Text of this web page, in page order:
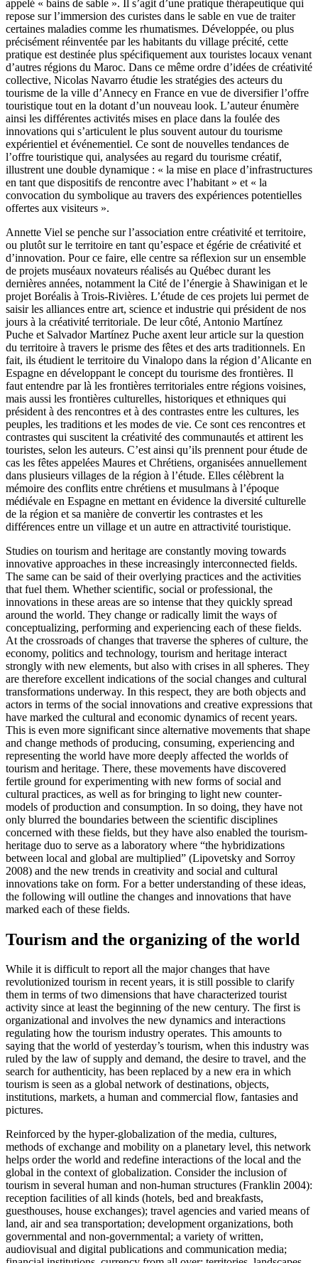
appelé « bains de sable ». Il s’agit d’une pratique thérapeutique qui
repose sur l’immersion des curistes dans le sable en vue de traiter
certaines maladies comme les rhumatismes. Développée, ou plus
précisément réinventée par les habitants du village précité, cette
pratique est destinée plus spécifiquement aux touristes locaux venant
d’autres régions du Maroc. Dans ce même ordre d’idées de créativité
collective, Nicolas Navarro étudie les stratégies des acteurs du
tourisme de la ville d’Annecy en France en vue de diversifier l’offre
touristique tout en la dotant d’un nouveau look. L’auteur énumère
ainsi les différentes activités mises en place dans la foulée des
innovations qui s’articulent le plus souvent autour du tourisme
expérientiel et événementiel. Ce sont de nouvelles tendances de
l’offre touristique qui, analysées au regard du tourisme créatif,
illustrent une double dynamique : « la mise en place d’infrastructures
en tant que dispositifs de rencontre avec l’habitant » et « la
convocation du symbolique au travers des expériences potentielles
offertes aux visiteurs ».
Annette Viel se penche sur l’association entre créativité et territoire,
ou plutôt sur le territoire en tant qu’espace et égérie de créativité et
d’innovation. Pour ce faire, elle centre sa réflexion sur un ensemble
de projets muséaux novateurs réalisés au Québec durant les
dernières années, notamment la Cité de l’énergie à Shawinigan et le
projet Boréalis à Trois-Rivières. L’étude de ces projets lui permet de
saisir les alliances entre art, science et industrie qui président de nos
jours à la créativité territoriale. De leur côté, Antonio Martínez
Puche et Salvador Martínez Puche axent leur article sur la question
du territoire à travers le prisme des fêtes et des arts traditionnels. En
fait, ils étudient le territoire du Vinalopo dans la région d’Alicante en
Espagne en développant le concept du tourisme des frontières. Il
faut entendre par là les frontières territoriales entre régions voisines,
mais aussi les frontières culturelles, historiques et ethniques qui
président à des rencontres et à des contrastes entre les cultures, les
peuples, les traditions et les modes de vie. Ce sont ces rencontres et
contrastes qui suscitent la créativité des communautés et attirent les
touristes, selon les auteurs. C’est ainsi qu’ils prennent pour étude de
cas les fêtes appelées Maures et Chrétiens, organisées annuellement
dans plusieurs villages de la région à l’étude. Elles célèbrent la
mémoire des conflits entre chrétiens et musulmans à l’époque
médiévale en Espagne en mettant en évidence la diversité culturelle
de la région et sa manière de convertir les contrastes et les
différences entre un village et un autre en attractivité touristique.
Studies on tourism and heritage are constantly moving towards
innovative approaches in these increasingly interconnected fields.
The same can be said of their overlying practices and the activities
that fuel them. Whether scientific, social or professional, the
innovations in these areas are so intense that they quickly spread
around the world. They change or radically limit the ways of
conceptualizing, performing and experiencing each of these fields.
At the crossroads of changes that traverse the spheres of culture, the
economy, politics and technology, tourism and heritage interact
strongly with new elements, but also with crises in all spheres. They
are therefore excellent indications of the social changes and cultural
transformations underway. In this respect, they are both objects and
actors in terms of the social innovations and creative expressions that
have marked the cultural and economic dynamics of recent years.
This is even more significant since alternative movements that shape
and change methods of producing, consuming, experiencing and
representing the world have more deeply affected the worlds of
tourism and heritage. There, these movements have discovered
fertile ground for experimenting with new forms of social and
cultural practices, as well as for bringing to light new counter-
models of production and consumption. In so doing, they have not
only blurred the boundaries between the scientific disciplines
concerned with these fields, but they have also enabled the tourism-
heritage duo to serve as a laboratory where “the hybridizations
between local and global are multiplied” (Lipovetsky and Sorroy
2008) and the new trends in creativity and social and cultural
innovations take on form. For a better understanding of these ideas,
the following will outline the changes and innovations that have
marked each of these fields.
Tourism and the organizing of the world
While it is difficult to report all the major changes that have
revolutionized tourism in recent years, it is still possible to clarify
them in terms of two dimensions that have characterized tourist
activity since at least the beginning of the new century. The first is
organizational and involves the new dynamics and interactions
regulating how the tourism industry operates. This amounts to
saying that the world of yesterday’s tourism, when this industry was
ruled by the law of supply and demand, the desire to travel, and the
search for authenticity, has been replaced by a new era in which
tourism is seen as a global network of destinations, objects,
institutions, markets, a human and commercial flow, fantasies and
pictures.
Reinforced by the hyper-globalization of the media, cultures,
methods of exchange and mobility on a planetary level, this network
helps order the world and redefine interactions of the local and the
global in the context of globalization. Consider the inclusion of
tourism in several human and non-human structures (Franklin 2004):
reception facilities of all kinds (hotels, bed and breakfasts,
guesthouses, house exchanges); travel agencies and varied means of
land, air and sea transportation; development organizations, both
governmental and non-governmental; a variety of written,
audiovisual and digital publications and communication media;